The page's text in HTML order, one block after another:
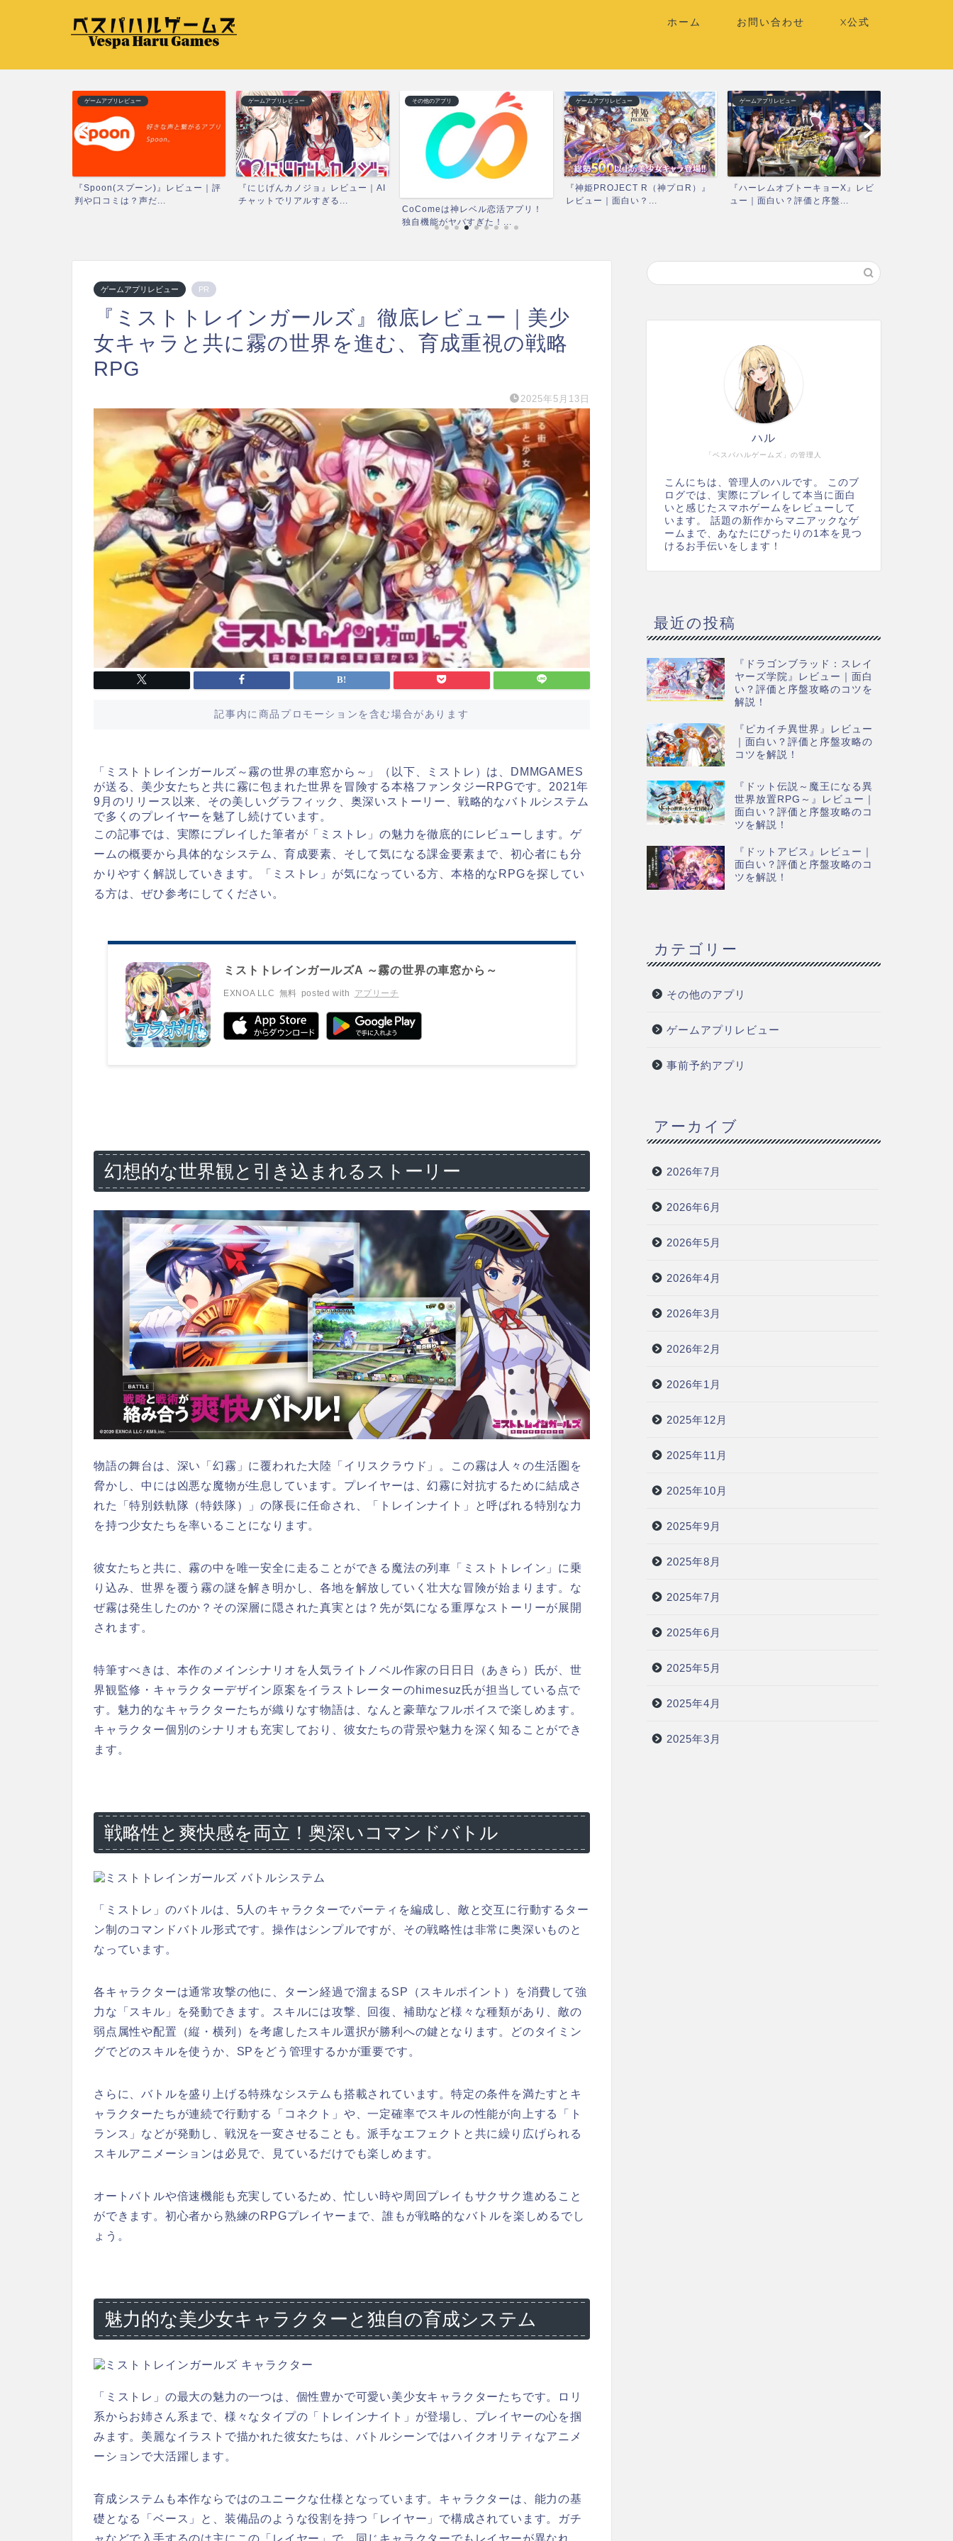
ホーム お問い合わせ X公式
ゲームアプリレビュー
『Spoon(スプーン)』レビュー｜評
判や口コミは？声だ...
ゲームアプリレビュー
『にじげんカノジョ』レビュー｜AI
チャットでリアルすぎる...
その他のアプリ
CoComeは神レベル恋活アプリ！
独自機能がヤバすぎた！...
ゲームアプリレビュー
『神姫PROJECT R（神プロR）』
レビュー｜面白い？...
ゲームアプリレビュー
『ハーレムオブトーキョーX』レビ
ュー｜面白い？評価と序盤...
ゲームアプリレビュー PR
『ミストトレインガールズ』徹底レビュー｜美少
女キャラと共に霧の世界を進む、育成重視の戦略
RPG
2025年5月13日
記事内に商品プロモーションを含む場合があります
「ミストトレインガールズ～霧の世界の車窓から～」（以下、ミストレ）は、DMMGAMES
が送る、美少女たちと共に霧に包まれた世界を冒険する本格ファンタジーRPGです。2021年
9月のリリース以来、その美しいグラフィック、奥深いストーリー、戦略的なバトルシステム
で多くのプレイヤーを魅了し続けています。
この記事では、実際にプレイした筆者が「ミストレ」の魅力を徹底的にレビューします。ゲ
ームの概要から具体的なシステム、育成要素、そして気になる課金要素まで、初心者にも分
かりやすく解説していきます。「ミストレ」が気になっている方、本格的なRPGを探してい
る方は、ぜひ参考にしてください。
ミストトレインガールズA ～霧の世界の車窓から～
EXNOA LLC 無料 posted with アプリーチ
幻想的な世界観と引き込まれるストーリー
物語の舞台は、深い「幻霧」に覆われた大陸「イリスクラウド」。この霧は人々の生活圏を
脅かし、中には凶悪な魔物が生息しています。プレイヤーは、幻霧に対抗するために結成さ
れた「特別鉄軌隊（特鉄隊）」の隊長に任命され、「トレインナイト」と呼ばれる特別な力
を持つ少女たちを率いることになります。
彼女たちと共に、霧の中を唯一安全に走ることができる魔法の列車「ミストトレイン」に乗
り込み、世界を覆う霧の謎を解き明かし、各地を解放していく壮大な冒険が始まります。な
ぜ霧は発生したのか？その深層に隠された真実とは？先が気になる重厚なストーリーが展開
されます。
特筆すべきは、本作のメインシナリオを人気ライトノベル作家の日日日（あきら）氏が、世
界観監修・キャラクターデザイン原案をイラストレーターのhimesuz氏が担当している点で
す。魅力的なキャラクターたちが織りなす物語は、なんと豪華なフルボイスで楽しめます。
キャラクター個別のシナリオも充実しており、彼女たちの背景や魅力を深く知ることができ
ます。
戦略性と爽快感を両立！奥深いコマンドバトル
「ミストレ」のバトルは、5人のキャラクターでパーティを編成し、敵と交互に行動するター
ン制のコマンドバトル形式です。操作はシンプルですが、その戦略性は非常に奥深いものと
なっています。
各キャラクターは通常攻撃の他に、ターン経過で溜まるSP（スキルポイント）を消費して強
力な「スキル」を発動できます。スキルには攻撃、回復、補助など様々な種類があり、敵の
弱点属性や配置（縦・横列）を考慮したスキル選択が勝利への鍵となります。どのタイミン
グでどのスキルを使うか、SPをどう管理するかが重要です。
さらに、バトルを盛り上げる特殊なシステムも搭載されています。特定の条件を満たすとキ
ャラクターたちが連続で行動する「コネクト」や、一定確率でスキルの性能が向上する「ト
ランス」などが発動し、戦況を一変させることも。派手なエフェクトと共に繰り広げられる
スキルアニメーションは必見で、見ているだけでも楽しめます。
オートバトルや倍速機能も充実しているため、忙しい時や周回プレイもサクサク進めること
ができます。初心者から熟練のRPGプレイヤーまで、誰もが戦略的なバトルを楽しめるでし
ょう。
魅力的な美少女キャラクターと独自の育成システム
「ミストレ」の最大の魅力の一つは、個性豊かで可愛い美少女キャラクターたちです。ロリ
系からお姉さん系まで、様々なタイプの「トレインナイト」が登場し、プレイヤーの心を掴
みます。美麗なイラストで描かれた彼女たちは、バトルシーンではハイクオリティなアニメ
ーションで大活躍します。
育成システムも本作ならではのユニークな仕様となっています。キャラクターは、能力の基
礎となる「ベース」と、装備品のような役割を持つ「レイヤー」で構成されています。ガチ
ャなどで入手するのは主にこの「レイヤー」で、同じキャラクターでもレイヤーが異なれ
「ベスパハルゲームズ」の管理人
ハル
こんにちは、管理人のハルです。 このブ
ログでは、実際にプレイして本当に面白
いと感じたスマホゲームをレビューして
います。 話題の新作からマニアックなゲ
ームまで、あなたにぴったりの1本を見つ
けるお手伝いをします！
最近の投稿
『ドラゴンブラッド：スレイ
ヤーズ学院』レビュー｜面白
い？評価と序盤攻略のコツを
解説！
『ピカイチ異世界』レビュー
｜面白い？評価と序盤攻略の
コツを解説！
『ドット伝説～魔王になる異
世界放置RPG～』レビュー｜
面白い？評価と序盤攻略のコ
ツを解説！
『ドットアビス』レビュー｜
面白い？評価と序盤攻略のコ
ツを解説！
カテゴリー
その他のアプリ
ゲームアプリレビュー
事前予約アプリ
アーカイブ
2026年7月
2026年6月
2026年5月
2026年4月
2026年3月
2026年2月
2026年1月
2025年12月
2025年11月
2025年10月
2025年9月
2025年8月
2025年7月
2025年6月
2025年5月
2025年4月
2025年3月